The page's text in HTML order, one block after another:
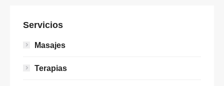
Servicios
Masajes
Terapias